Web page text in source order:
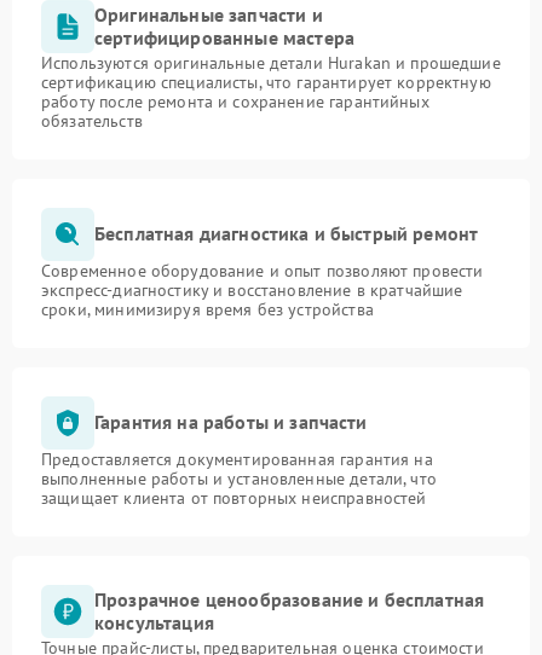
Оригинальные запчасти и
сертифицированные мастера
Используются оригинальные детали Hurakan и прошедшие
сертификацию специалисты, что гарантирует корректную
работу после ремонта и сохранение гарантийных
обязательств
Бесплатная диагностика и быстрый ремонт
Современное оборудование и опыт позволяют провести
экспресс-диагностику и восстановление в кратчайшие
сроки, минимизируя время без устройства
Гарантия на работы и запчасти
Предоставляется документированная гарантия на
выполненные работы и установленные детали, что
защищает клиента от повторных неисправностей
Прозрачное ценообразование и бесплатная
консультация
Точные прайс-листы, предварительная оценка стоимости